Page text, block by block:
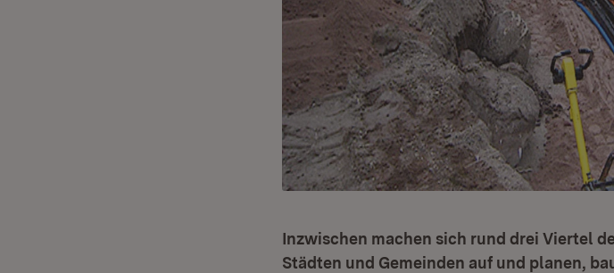
Inzwischen machen sich rund drei Viertel
Städten und Gemeinden auf und planen,